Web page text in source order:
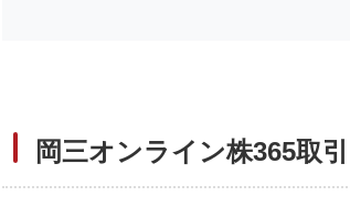
岡三オンライン株365取